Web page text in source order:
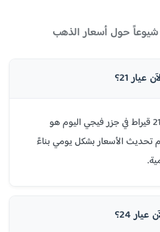
شيوعاً حول أسعار الذهب
21؟
سعر جرام الذهب عيار 21 قيراط في جزر فيجي اليوم هو
يتم تحديث الأسعار بشكل يومي بناءً
24؟